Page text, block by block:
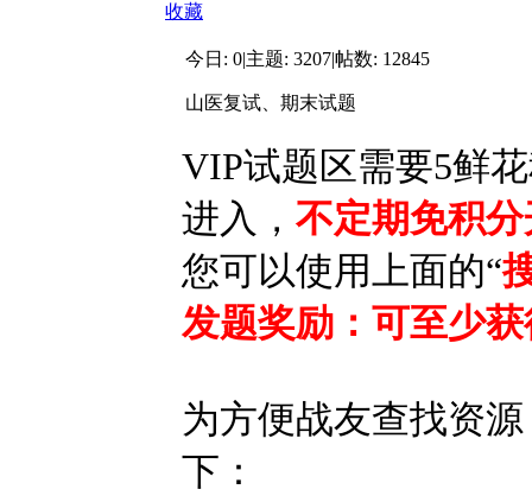
收藏
今日: 0|主题: 3207|帖数: 12845
山医复试、期末试题
VIP试题区需要5鲜花
进入， 不定期免积
您可以使用上面的“
发题奖励：可至少
为方便战友查找资
下：